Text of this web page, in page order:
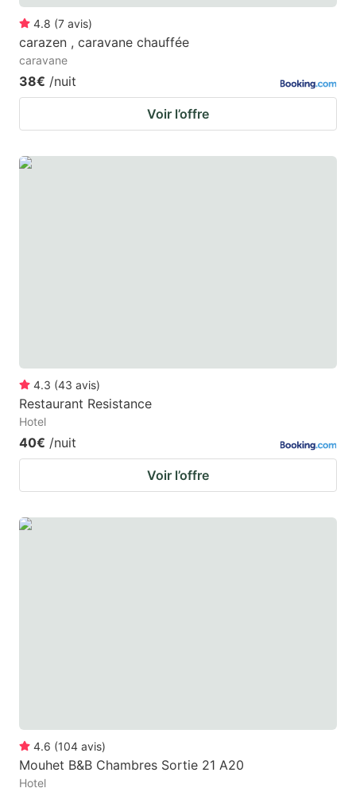
4.8 (7 avis)
carazen , caravane chauffée
caravane
38€ /nuit
Voir l’offre
4.3 (43 avis)
Restaurant Resistance
Hotel
40€ /nuit
Voir l’offre
4.6 (104 avis)
Mouhet B&B Chambres Sortie 21 A20
Hotel